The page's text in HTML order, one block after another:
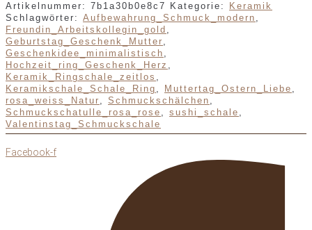
Artikelnummer: 7b1a30b0e8c7 Kategorie:
Keramik
Schlagwörter: Aufbewahrung_Schmuck_modern ,
Freundin_Arbeitskollegin_gold ,
Geburtstag_Geschenk_Mutter ,
Geschenkidee_minimalistisch ,
Hochzeit_ring_Geschenk_Herz ,
Keramik_Ringschale_zeitlos ,
Keramikschale_Schale_Ring , Muttertag_Ostern_Liebe ,
rosa_weiss_Natur , Schmuckschälchen ,
Schmuckschatulle_rosa_rose , sushi_schale ,
Valentinstag_Schmuckschale
Facebook-f